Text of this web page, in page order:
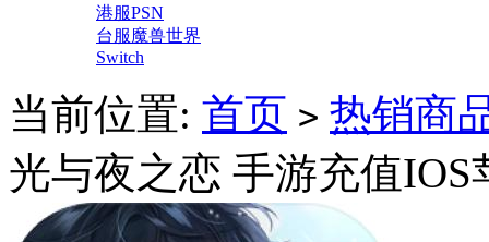
港服PSN
台服魔兽世界
Switch
当前位置: 首页 > 热销商
光与夜之恋 手游充值